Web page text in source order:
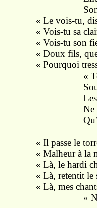
Son œil
« Le vois-tu,
« Vois-tu sa
« Vois-tu son
« Doux fils,
« Pourquoi
« Te
Sous leurs
Les
Ne
Qu’en
« Il passe le
« Malheur à la
« Là, le hardi
« Là, retentit le
« Là, mes
« Nous